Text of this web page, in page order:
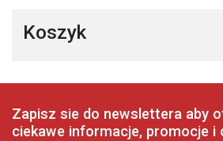
Koszyk
Zapisz sie do newslettera aby
ciekawe informacje, promocje i